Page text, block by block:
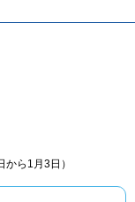
ら1月3日）